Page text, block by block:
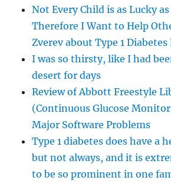
Not Every Child is as Lucky
Therefore I Want to Help
Zverev about Type 1
I was so thirsty, like I had
desert for days
Review of Abbott Freestyle
(Continuous Glucose
Major Software Problems
Type 1 diabetes does have a
but not always, and it is
to be so prominent in one